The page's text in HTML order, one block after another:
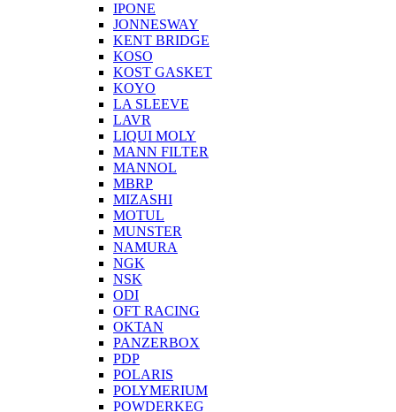
IPONE
JONNESWAY
KENT BRIDGE
KOSO
KOST GASKET
KOYO
LA SLEEVE
LAVR
LIQUI MOLY
MANN FILTER
MANNOL
MBRP
MIZASHI
MOTUL
MUNSTER
NAMURA
NGK
NSK
ODI
OFT RACING
OKTAN
PANZERBOX
PDP
POLARIS
POLYMERIUM
POWDERKEG